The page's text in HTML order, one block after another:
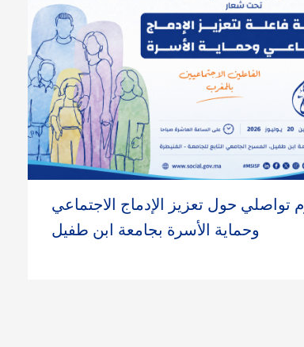
Lire la suite
تواصلي حول تعزيز الإدماج الاجتماعي
وحماية الأسرة بجامعة ابن طفيل